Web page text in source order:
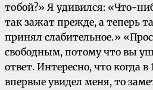
тобой?» Я удивился: «Что-
так зажат прежде, а теперь
принял слабительное.»
свободным, потому что вы
ответ. Интересно, что когда
впервые увидел меня, то